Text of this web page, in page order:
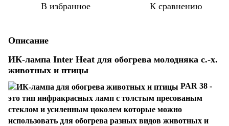
В избранное К сравнению
Описание
ИК-лампа Inter Heat для обогрева молодняка с.-х.
животных и птицы
PAR 38 -
это тип инфракрасных ламп с толстым пресованым
стеклом и усиленным цоколем которые можно
использовать для обогрева разных видов животных и